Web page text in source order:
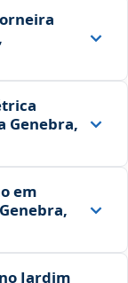
Genebra,
em
Jardim